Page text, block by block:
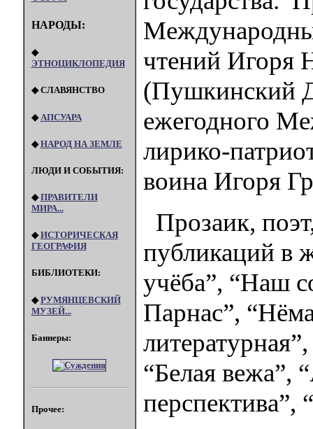
НАРОДЫ:
◆
ЭТНОЦИКЛОПЕДИЯ
◆ СЛАВЯНСТВО
◆ АПСУАРА
◆НАРОД НА ЗЕМЛЕ
ЛЮДИ И СОБЫТИЯ:
◆ПРАВИТЕЛИ
МИРА...
◆ИСТОРИЧЕСКАЯ
ГЕОГРАФИЯ
БИБЛИОТЕКИ:
◆РУМЯНЦЕВСКИЙ
МУЗЕЙ...
Баннеры:
Прочее:
чтений Игоря
(Пушкинский
ежегодного
лирико-
воина Игоря
Прозаик,
публикаций в
учёба”, “Наш
Парнас”,
“Белая вежа”,
перспектива”,